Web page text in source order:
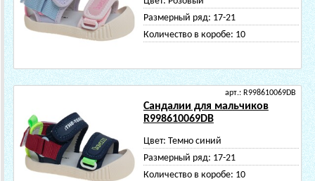
Размерный ряд: 17-21
Количество в коробе: 10
арт.: R998610069DB
Сандалии для мальчиков
R998610069DB
Цвет: Темно синий
Размерный ряд: 17-21
Количество в коробе: 10